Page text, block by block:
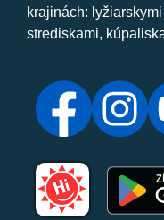
krajinách:
strediskami,